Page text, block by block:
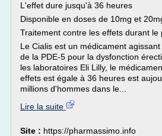
L'effet dure jusqu'à 36 heures
Disponible en doses de 10mg et
Traitement contre les effets durant le
Le Cialis est un médicament
de la PDE-5 pour la dysfonction
les laboratoires Eli Lilly, le
effets est égale à 36 heures est
millions d'hommes dans le...
Lire la suite
Site : https://pharmassimo.info